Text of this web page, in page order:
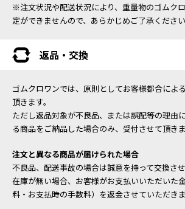
※注文状況や配送状況により、重量物のゴムク
定ができませんので、あらかじめご了承ください
返品・交換
ゴムクロワンでは、原則としてお客様都合によ
頂きます。
ただし返品対象が不良品、または誤配等の理由
る商品をご納品した場合のみ、受付させて頂きま
注文と異なる商品が届けられた場合
不良品、配送事故の場合は誠意を持って交換させ
在庫が無い場合、お客様がお支払いいただいた
料・お支払時の手数料）を返金させていただきま